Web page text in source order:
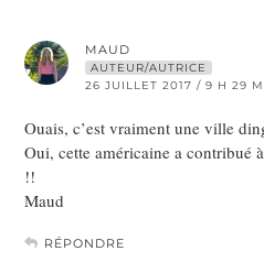
MAUD
AUTEUR/AUTRICE
26 JUILLET 2017 / 9 H 29
Ouais, c’est vraiment une ville
Oui, cette américaine a contribué
!!
Maud
RÉPONDRE